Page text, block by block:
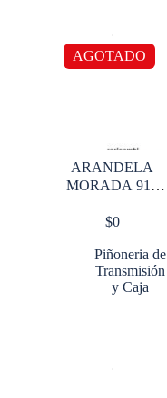
AGOTADO
ARANDELA
MORADA 910
$0
Piñoneria de
Transmisión
y Caja